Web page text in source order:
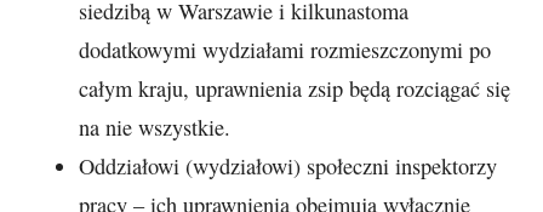
siedzibą w Warszawie i kilkunastoma
dodatkowymi wydziałami rozmieszczonymi po
całym kraju, uprawnienia zsip będą rozciągać się
na nie wszystkie.
Oddziałowi (wydziałowi) społeczni inspektorzy
pracy – ich uprawnienia obejmują wyłącznie